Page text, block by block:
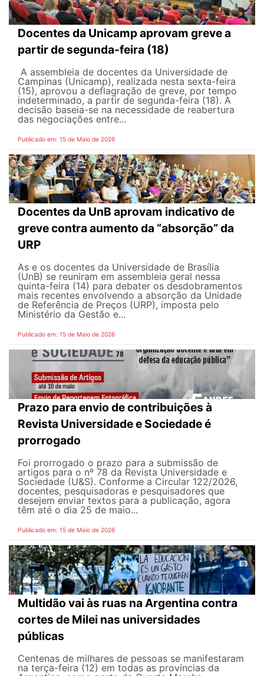
Docentes da Unicamp aprovam greve a
partir de segunda-feira (18)
A assembleia de docentes da Universidade de
Campinas (Unicamp), realizada nesta sexta-feira
(15), aprovou a deflagração de greve, por tempo
indeterminado, a partir de segunda-feira (18). A
decisão baseia-se na necessidade de reabertura
das negociações entre...
Publicado em: 15 de Maio de 2026
Docentes da UnB aprovam indicativo de
greve contra aumento da “absorção” da
URP
As e os docentes da Universidade de Brasília
(UnB) se reuniram em assembleia geral nessa
quinta-feira (14) para debater os desdobramentos
mais recentes envolvendo a absorção da Unidade
de Referência de Preços (URP), imposta pelo
Ministério da Gestão e...
Publicado em: 15 de Maio de 2026
Prazo para envio de contribuições à
Revista Universidade e Sociedade é
prorrogado
Foi prorrogado o prazo para a submissão de
artigos para o nº 78 da Revista Universidade e
Sociedade (U&S). Conforme a Circular 122/2026,
docentes, pesquisadoras e pesquisadores que
desejem enviar textos para a publicação, agora
têm até o dia 25 de maio...
Publicado em: 15 de Maio de 2026
Multidão vai às ruas na Argentina contra
cortes de Milei nas universidades
públicas
Centenas de milhares de pessoas se manifestaram
na terça-feira (12) em todas as províncias da